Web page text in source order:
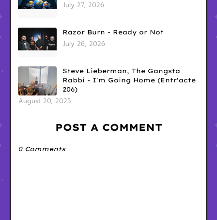
July 27, 2026
Razor Burn - Ready or Not
July 26, 2026
Steve Lieberman, The Gangsta
Rabbi - I'm Going Home (Entr'acte
206)
August 20, 2025
POST A COMMENT
0 Comments